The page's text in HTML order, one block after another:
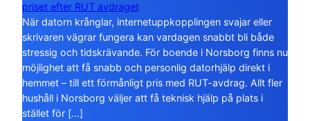
priset efter RUT avdraget
När datorn krånglar, internetuppkopplingen svajar eller
skrivaren vägrar fungera kan vardagen snabbt bli både
stressig och tidskrävande. För boende i Norsborg finns nu
möjlighet att få snabb och personlig datorhjälp direkt i
hemmet – till ett förmånligt pris med RUT-avdrag. Allt fler
hushåll i Norsborg väljer att få teknisk hjälp på plats i
stället för […]